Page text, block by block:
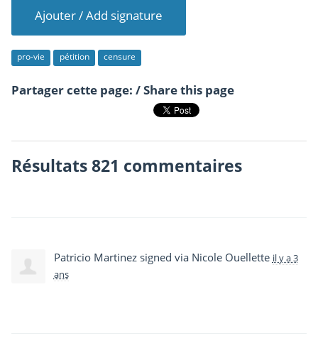
pro-vie pétition censure
Partager cette page: / Share this page
Résultats 821 commentaires
Patricio Martinezsigned via Nicole Ouellette il y a 3
ans